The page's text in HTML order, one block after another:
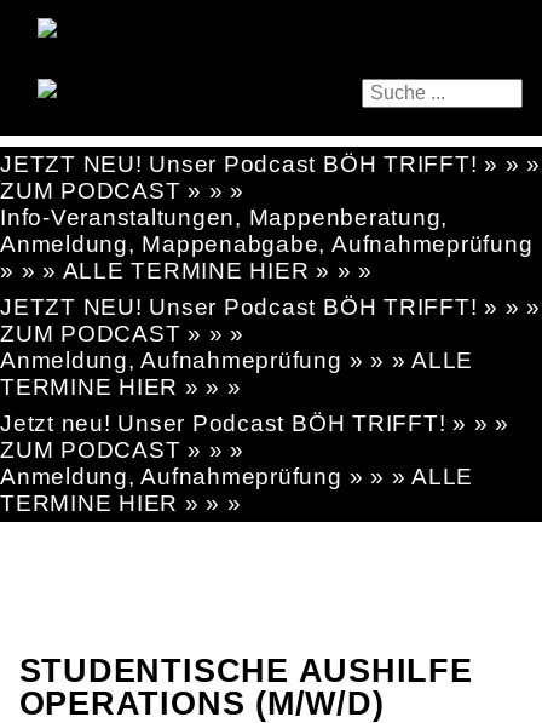
JETZT NEU! Unser Podcast BÖH TRIFFT! » » »
ZUM PODCAST » » »
Info-Veranstaltungen, Mappenberatung,
Anmeldung, Mappenabgabe, Aufnahmeprüfung
» » » ALLE TERMINE HIER » » »
JETZT NEU! Unser Podcast BÖH TRIFFT! » » »
ZUM PODCAST » » »
Anmeldung, Aufnahmeprüfung » » » ALLE
TERMINE HIER » » »
Jetzt neu! Unser Podcast BÖH TRIFFT! » » »
ZUM PODCAST » » »
Anmeldung, Aufnahmeprüfung » » » ALLE
TERMINE HIER » » »
STUDENTISCHE AUSHILFE
OPERATIONS (M/W/D)